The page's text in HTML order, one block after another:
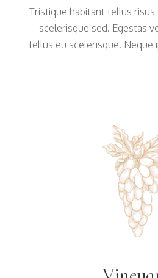
Tristique habitant tellus
scelerisque sed. Egestas
tellus eu scelerisque. Neque